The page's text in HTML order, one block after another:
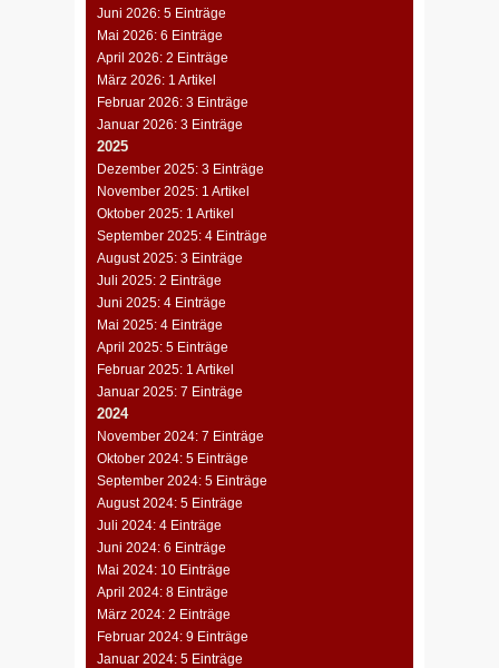
Juni 2026: 5 Einträge
Mai 2026: 6 Einträge
April 2026: 2 Einträge
März 2026: 1 Artikel
Februar 2026: 3 Einträge
Januar 2026: 3 Einträge
2025
Dezember 2025: 3 Einträge
November 2025: 1 Artikel
Oktober 2025: 1 Artikel
September 2025: 4 Einträge
August 2025: 3 Einträge
Juli 2025: 2 Einträge
Juni 2025: 4 Einträge
Mai 2025: 4 Einträge
April 2025: 5 Einträge
Februar 2025: 1 Artikel
Januar 2025: 7 Einträge
2024
November 2024: 7 Einträge
Oktober 2024: 5 Einträge
September 2024: 5 Einträge
August 2024: 5 Einträge
Juli 2024: 4 Einträge
Juni 2024: 6 Einträge
Mai 2024: 10 Einträge
April 2024: 8 Einträge
März 2024: 2 Einträge
Februar 2024: 9 Einträge
Januar 2024: 5 Einträge